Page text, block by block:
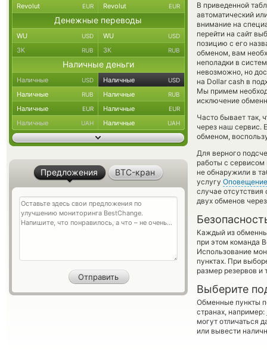
В приведенной
автоматический
внимание на
перейти на сайт
позицию с его
обменом, вам
неполадки в
невозможно, но
на Dollar cash в
Мы примем
исключение
Часто бывает так,
через наш сервис.
обменом,
Для верного
работы с
не обнаружили в
услугу Оповещение
случае
двух обменов
Каждый из
при этом команда
Использование
пунктах. При
размер резервов и
Выберите
Обменные пункты
странах, например:
могут отличаться
или вывести
Revolut EUR Revolut EUR
Денежные переводы
WU USD WU USD
ЗК RUB ЗК RUB
Наличные деньги
Наличные USD Наличные USD
Наличные RUB Наличные RUB
Наличные EUR Наличные EUR
Наличные UAH Наличные UAH
Предложения BTC-кран